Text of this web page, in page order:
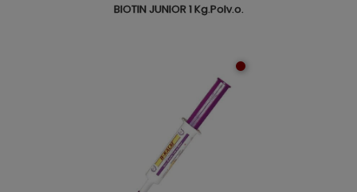
BIOTIN JUNIOR 1 Kg.Polv.o.